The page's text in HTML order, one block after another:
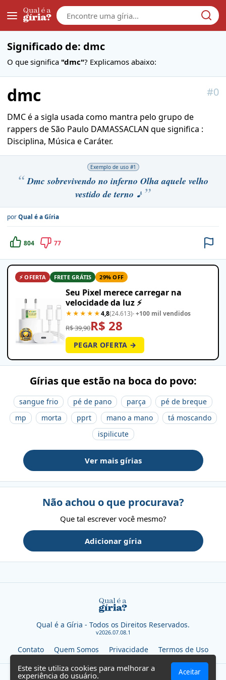
Este site utiliza cookies para melhorar a
experiência do usuário. Aceitar
Galera
Significado de: dmc
O que significa "dmc"? Explicamos abaixo:
#0
dmc
DMC é a sigla usada como mantra pelo grupo de
rappers de São Paulo DAMASSACLAN que significa :
Disciplina, Música e Caráter.
Exemplo de uso #1
Dmc sobrevivendo no inferno Olha aquele velho
vestido de terno ♪
porQual é a Gíria
804 77
⚡ OFERTA FRETE GRÁTIS 29% OFF
Seu Pixel merece carregar na
velocidade da luz ⚡
★★★★★4,8(24.613)· +100 mil vendidos
R$ 39,90R$ 28
PEGAR OFERTA →
Gírias que estão na boca do povo:
sangue frio pé de pano parça
pé de breque
mp
morta pprt mano a mano
tá moscando
ispilicute
Ver mais gírias
Não achou o que procurava?
Que tal escrever você mesmo?
Adicionar gíria
Qual é a Gíria - Todos os Direitos Reservados.
v2026.07.08.1
Contato Quem Somos Privacidade Termos de Uso